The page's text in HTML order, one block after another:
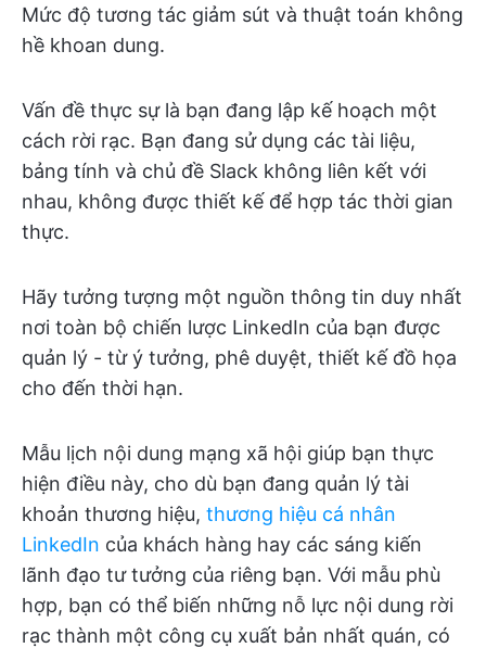
Mức độ tương tác giảm sút và thuật toán không
hề khoan dung.
Vấn đề thực sự là bạn đang lập kế hoạch một
cách rời rạc. Bạn đang sử dụng các tài liệu,
bảng tính và chủ đề Slack không liên kết với
nhau, không được thiết kế để hợp tác thời gian
thực.
Hãy tưởng tượng một nguồn thông tin duy nhất
nơi toàn bộ chiến lược LinkedIn của bạn được
quản lý - từ ý tưởng, phê duyệt, thiết kế đồ họa
cho đến thời hạn.
Mẫu lịch nội dung mạng xã hội giúp bạn thực
hiện điều này, cho dù bạn đang quản lý tài
khoản thương hiệu, thương hiệu cá nhân
LinkedIn của khách hàng hay các sáng kiến
lãnh đạo tư tưởng của riêng bạn. Với mẫu phù
hợp, bạn có thể biến những nỗ lực nội dung rời
rạc thành một công cụ xuất bản nhất quán, có